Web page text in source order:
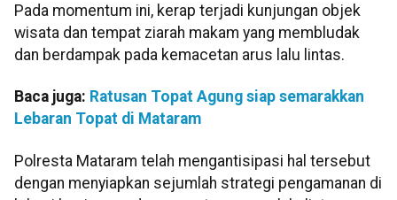
Pada momentum ini, kerap terjadi kunjungan objek
wisata dan tempat ziarah makam yang membludak
dan berdampak pada kemacetan arus lalu lintas.
Baca juga: Ratusan Topat Agung siap semarakkan
Lebaran Topat di Mataram
Polresta Mataram telah mengantisipasi hal tersebut
dengan menyiapkan sejumlah strategi pengamanan di